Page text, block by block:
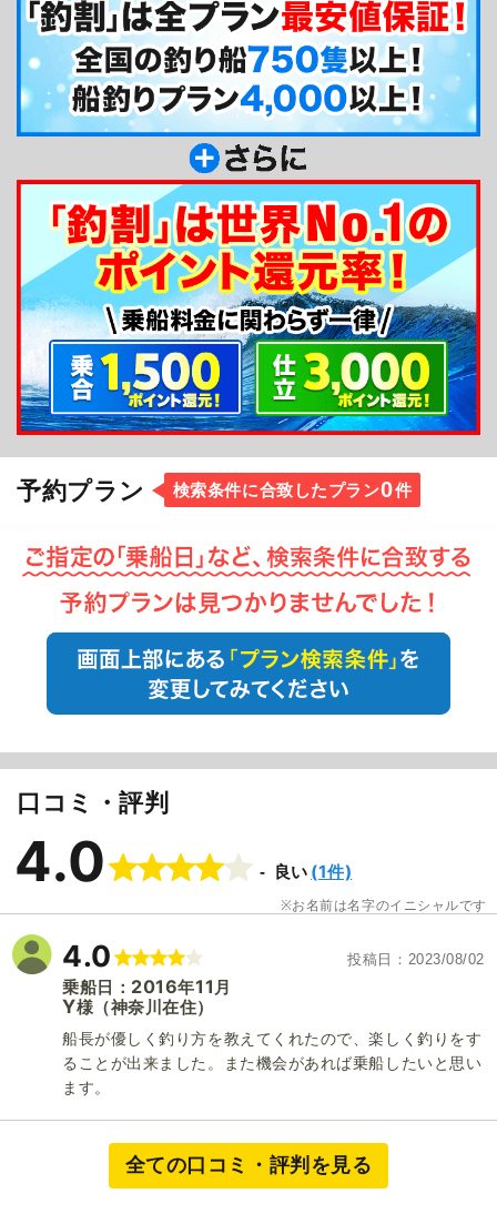
釣り船からのメッセージ
こんにちは！皆さまとの出会いを楽しみにしてお
ります。釣り初心者からご家族連れ、ベテランの方
など、どなた様も大歓迎です。宜しくお願い致しま
予約プラン 検索条件に合致したプラン0件
口コミ・評判
4.0 良い (1件)
お名前は名字のイニシャルです
4.0 投稿日 2023/08/02
乗船日： 2016年11 月
Y様 （神奈川在住）
船長が優しく釣り方を教えてくれたので、楽しく釣りをす
ることが出来ました。また機会があれば乗船したいと思い
ます。
全ての口コミ・評判を見る